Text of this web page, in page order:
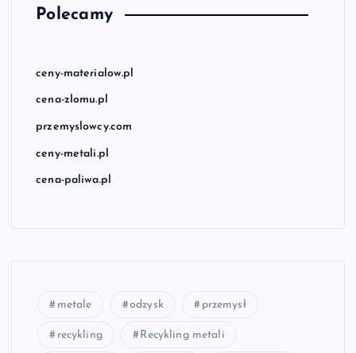
Polecamy
ceny-materialow.pl
cena-zlomu.pl
przemyslowcy.com
ceny-metali.pl
cena-paliwa.pl
metale odzysk przemysł
recykling Recykling metali